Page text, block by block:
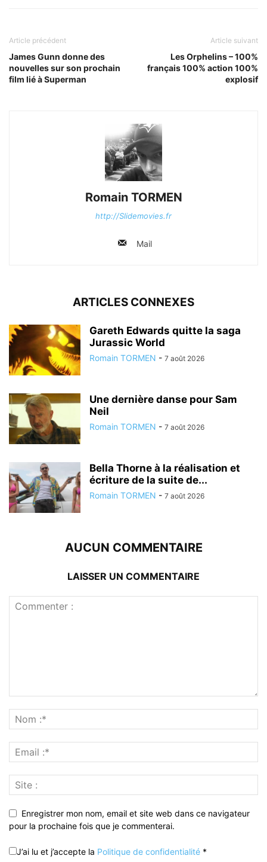
Article précédent
James Gunn donne des
nouvelles sur son prochain
film lié à Superman
Article suivant
Les Orphelins – 100%
français 100% action 100%
explosif
Romain TORMEN
http://Slidemovies.fr
Mail
ARTICLES CONNEXES
Gareth Edwards quitte la saga
Jurassic World
Romain TORMEN - 7 août 2026
Une dernière danse pour Sam
Neil
Romain TORMEN - 7 août 2026
Bella Thorne à la réalisation et
écriture de la suite de...
Romain TORMEN - 7 août 2026
AUCUN COMMENTAIRE
LAISSER UN COMMENTAIRE
Enregistrer mon nom, email et site web dans ce navigateur
pour la prochaine fois que je commenterai.
J’ai lu et j’accepte la Politique de confidentialité *